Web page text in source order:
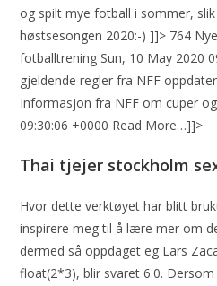
og spilt mye fotball i sommer,
høstsesongen 2020:-) ]]> 764
fotballtrening Sun, 10 May 2020
gjeldende regler fra NFF
Informasjon fra NFF om cuper
09:30:06 +0000 Read More…]]>
Thai tjejer stockholm
Hvor dette verktøyet har blitt
inspirere meg til å lære mer om
dermed så oppdaget eg Lars
float(2*3), blir svaret 6.0.